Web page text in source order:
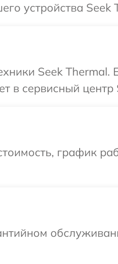
устройства Seek
Seek Thermal.
в сервисный центр
график